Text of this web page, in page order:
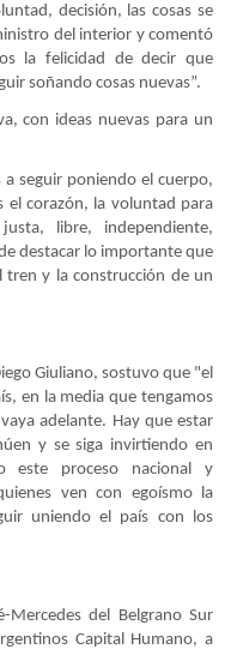
decisión, las cosas se
del interior y comentó
la felicidad de decir que
soñando cosas nuevas”.
con ideas nuevas para un
seguir poniendo el cuerpo,
el corazón, la voluntad para
libre, independiente,
destacar lo importante que
tren y la construcción de un
Giuliano, sostuvo que "el
en la media que tengamos
adelante. Hay que estar
y se siga invirtiendo en
este proceso nacional y
ven con egoísmo la
uniendo el país con los
Mercedes del Belgrano Sur
Capital Humano, a